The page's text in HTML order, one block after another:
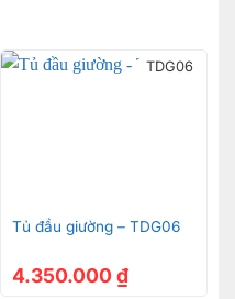
TDG06
Tủ đầu giường – TDG06
4.350.000 ₫